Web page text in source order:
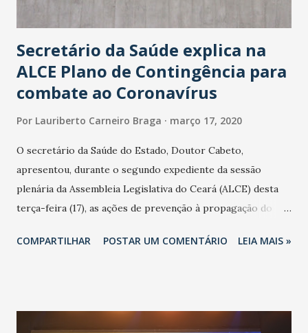
Secretário da Saúde explica na
ALCE Plano de Contingência para
combate ao Coronavírus
Por Lauriberto Carneiro Braga março 17, 2020
O secretário da Saúde do Estado, Doutor Cabeto,
apresentou, durante o segundo expediente da sessão
plenária da Assembleia Legislativa do Ceará (ALCE) desta
terça-feira (17), as ações de prevenção à propagação do
adotadas pelo Governo do Estado na contenção da
população suspeita e de cuidados com os ambientes
COMPARTILHAR POSTAR UM COMENTÁRIO LEIA MAIS »